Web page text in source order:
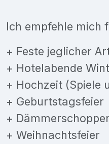
Ich empfehle mich
+ Feste jeglicher
+ Hotelabende
+ Hochzeit (Spiele
+ Geburtstagsfeier
+
+ Weihnachtsfeier